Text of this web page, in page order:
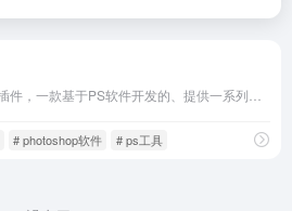
# photoshop软件 # ps工具